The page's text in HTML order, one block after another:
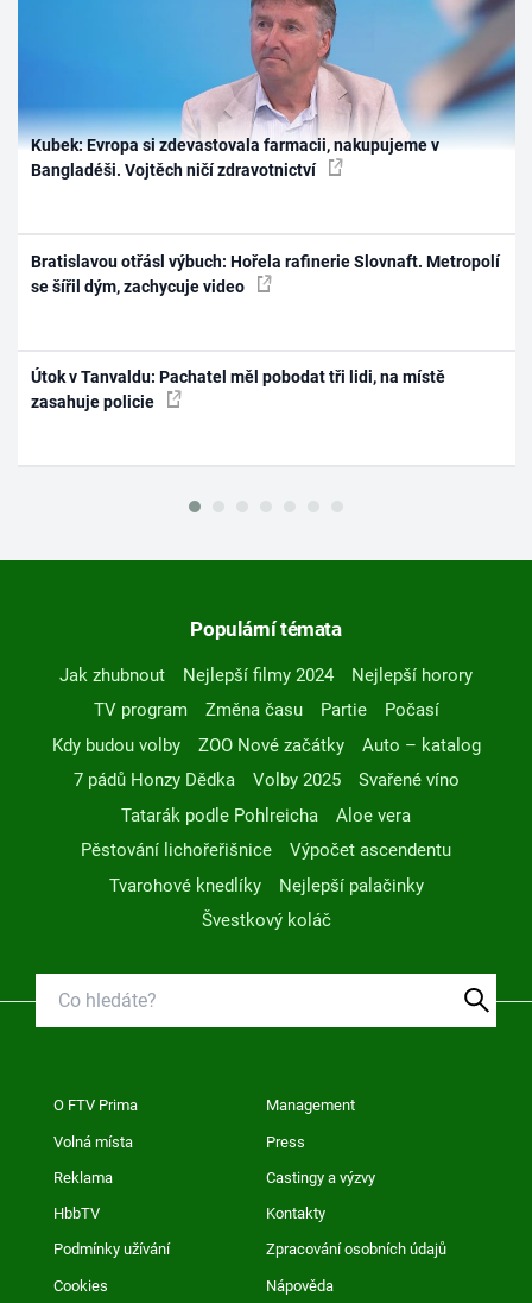
Kubek: Evropa si zdevastovala farmacii, nakupujeme v
Bangladéši. Vojtěch ničí zdravotnictví
Bratislavou otřásl výbuch: Hořela rafinerie Slovnaft. Metropolí
se šířil dým, zachycuje video
Útok v Tanvaldu: Pachatel měl pobodat tři lidi, na místě
zasahuje policie
Populární témata
Jak zhubnout Nejlepší filmy 2024
Nejlepší horory
TV program
Změna času Partie
Počasí
Kdy budou volby
ZOO Nové začátky
Auto – katalog
7 pádů Honzy Dědka
Volby 2025
Svařené víno
Tatarák podle Pohlreicha
Aloe vera
Pěstování lichořeřišnice
Výpočet ascendentu
Tvarohové knedlíky
Nejlepší palačinky
Švestkový koláč
O FTV Prima Management
Volná místa Press
Reklama Castingy a výzvy
HbbTV Kontakty
Podmínky užívání Zpracování osobních údajů
Cookies Nápověda